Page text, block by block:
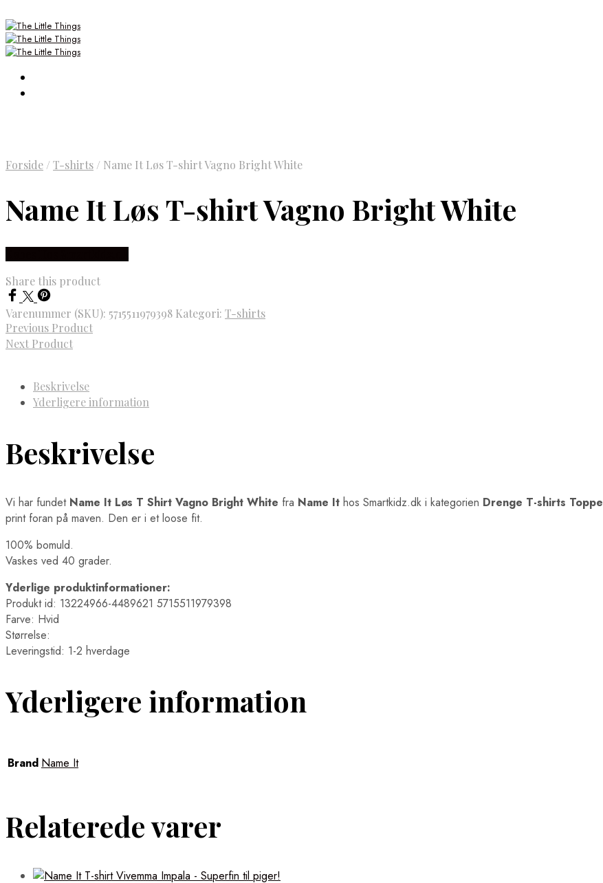
Forside / T-shirts / Name It Løs T-shirt Vagno Bright White
Name It Løs T-shirt Vagno Bright White
Share this product
Varenummer (SKU): 5715511979398 Kategori: T-shirts
Previous Product
Next Product
Beskrivelse
Yderligere information
Beskrivelse
Vi har fundet Name It Løs T Shirt Vagno Bright White fra Name It hos Smartkidz.dk i kategorien Drenge T-shirts Toppe
print foran på maven. Den er i et loose fit.
100% bomuld.
Vaskes ved 40 grader.
Yderlige produktinformationer:
Produkt id: 13224966-4489621 5715511979398
Farve: Hvid
Størrelse:
Leveringstid: 1-2 hverdage
Yderligere information
Brand Name It
Relaterede varer